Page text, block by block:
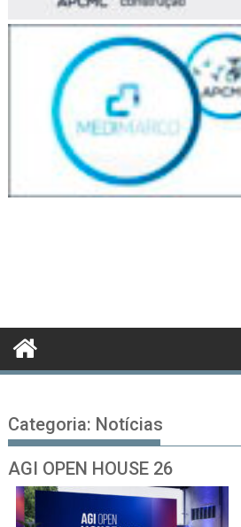
Categoria: Notícias
AGI OPEN HOUSE 26